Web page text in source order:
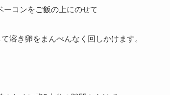
コンをご飯の上にのせて
て溶き卵をまんべんなく回しかけます。